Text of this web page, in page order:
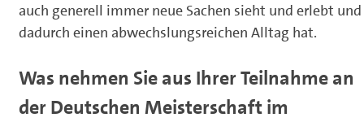
auch generell immer neue Sachen sieht und erlebt und
dadurch einen abwechslungsreichen Alltag hat.
Was nehmen Sie aus Ihrer Teilnahme an
der Deutschen Meisterschaft im